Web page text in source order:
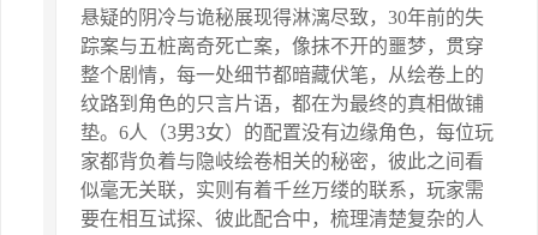
悬疑的阴冷与诡秘展现得淋漓尽致，30年前的失
踪案与五桩离奇死亡案，像抹不开的噩梦，贯穿
整个剧情，每一处细节都暗藏伏笔，从绘卷上的
纹路到角色的只言片语，都在为最终的真相做铺
垫。6人（3男3女）的配置没有边缘角色，每位玩
家都背负着与隐岐绘卷相关的秘密，彼此之间看
似毫无关联，实则有着千丝万缕的联系，玩家需
要在相互试探、彼此配合中，梳理清楚复杂的人